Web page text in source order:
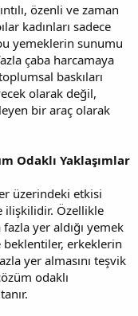
özenli ve zaman
kadınları sadece
yemeklerin sunumu
çaba harcamaya
baskıları
olarak değil,
bir araç olarak
Odaklı Yaklaşımlar
üzerindeki etkisi
ilişkilidir. Özellikle
yer aldığı yemek
erkeklerin
yer almasını teşvik
odaklı